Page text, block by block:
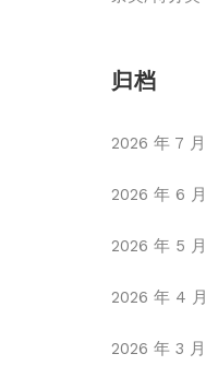
归档
2026 年 7 月
2026 年 6 月
2026 年 5 月
2026 年 4 月
2026 年 3 月